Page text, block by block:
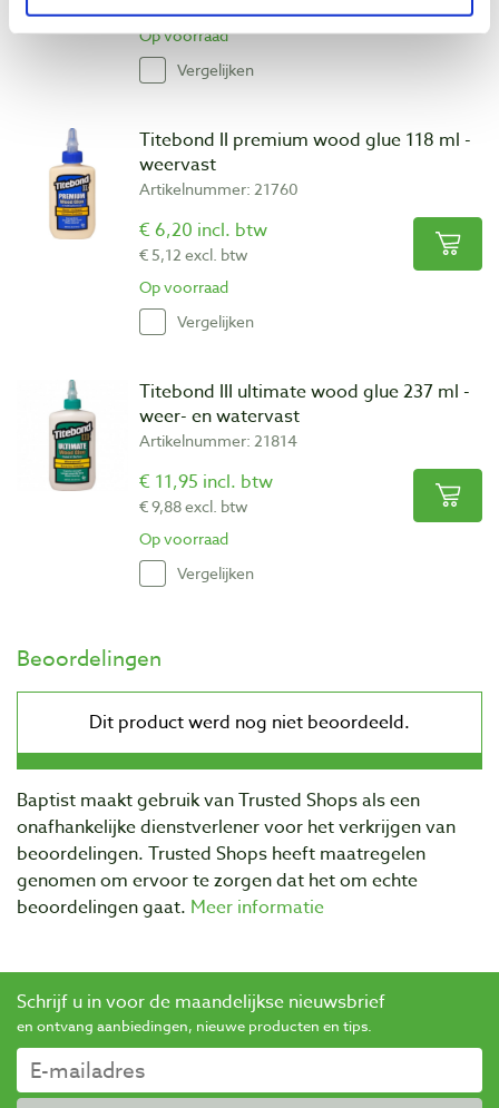
Op voorraad
Vergelijken
Titebond II premium wood glue 118 ml -
weervast
Artikelnummer: 21760
€ 6,20 incl. btw
€ 5,12 excl. btw
Op voorraad
Vergelijken
Titebond III ultimate wood glue 237 ml -
weer- en watervast
Artikelnummer: 21814
€ 11,95 incl. btw
€ 9,88 excl. btw
Op voorraad
Vergelijken
Beoordelingen
Baptist maakt gebruik van Trusted Shops als een
onafhankelijke dienstverlener voor het verkrijgen van
beoordelingen. Trusted Shops heeft maatregelen
genomen om ervoor te zorgen dat het om echte
beoordelingen gaat. Meer informatie
Schrijf u in voor de maandelijkse nieuwsbrief
en ontvang aanbiedingen, nieuwe producten en tips.